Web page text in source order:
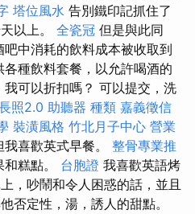
塔位風水 告別鐵印記抓住了
以上。 全瓷冠 但是與此同
中消耗的飲料成本被收取到
種飲料套餐，以允許喝酒的
可以折扣嗎？ 可以提交，洗
照2.0 助聽器 種類 嘉義徵信
裝潢風格 竹北月子中心 營業
喜歡英式早餐。 整骨專業推
糕點。 台胞證 我喜歡英語烤
，吵鬧和令人困惑的話，並且
否定性，湯，誘人的甜點。